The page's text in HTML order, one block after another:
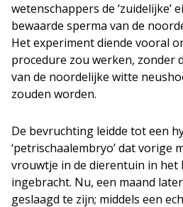
wetenschappers de ‘zuidelijke’
bewaarde sperma van de
Het experiment diende vooral
procedure zou werken, zonder
van de noordelijke witte
zouden worden.
De bevruchting leidde tot een
‘petrischaalembryo’ dat vorige
vrouwtje in de dierentuin in het
ingebracht. Nu, een maand
geslaagd te zijn; middels een